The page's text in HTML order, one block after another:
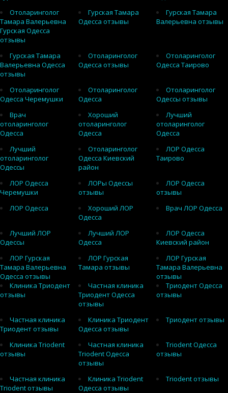
Отоларинголог
Тамара Валерьевна
Гурская Одесса
отзывы
Гурская Тамара
Одесса отзывы
Гурская Тамара
Валерьевна отзывы
Гурская Тамара
Валерьевна Одесса
отзывы
Отоларинголог
Одесса отзывы
Отоларинголог
Одесса Таирово
Отоларинголог
Одесса Черемушки
Отоларинголог
Одесса
Отоларинголог
Одессы отзывы
Врач
отоларинголог
Одесса
Хороший
отоларинголог
Одесса
Лучший
отоларинголог
Одесса
Лучший
отоларинголог
Одессы
Отоларинголог
Одесса Киевский
район
ЛОР Одесса
Таирово
ЛОР Одесса
Черемушки
ЛОРы Одессы
отзывы
ЛОР Одесса
отзывы
ЛОР Одесса
Хороший ЛОР
Одесса
Врач ЛОР Одесса
Лучший ЛОР
Одессы
Лучший ЛОР
Одесса
ЛОР Одесса
Киевский район
ЛОР Гурская
Тамара Валерьевна
Одесса отзывы
ЛОР Гурская
Тамара отзывы
ЛОР Гурская
Тамара Валерьевна
отзывы
Клиника Триодент
отзывы
Частная клиника
Триодент Одесса
отзывы
Триодент Одесса
отзывы
Частная клиника
Триодент отзывы
Клиника Триодент
Одесса отзывы
Триодент отзывы
Клиника Triodent
отзывы
Частная клиника
Triodent Одесса
отзывы
Triodent Одесса
отзывы
Частная клиника
Triodent отзывы
Клиника Triodent
Одесса отзывы
Triodent отзывы